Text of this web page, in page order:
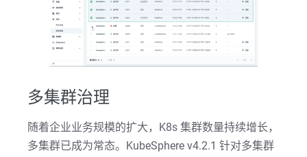
多集群治理
随着企业业务规模的扩大，K8s 集群数量持续增长，
多集群已成为常态。KubeSphere v4.2.1 针对多集群